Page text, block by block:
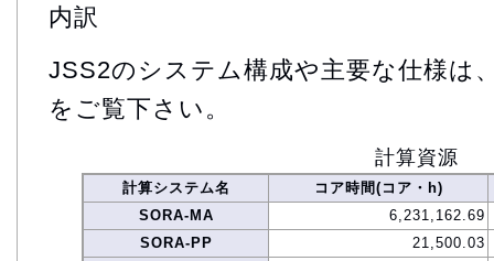
内訳
JSS2のシステム構成や主要な仕様は
をご覧下さい。
計算資源
計算システム名
コア時間(コア・h)
SORA-MA
6,231,162.69
SORA-PP
21,500.03